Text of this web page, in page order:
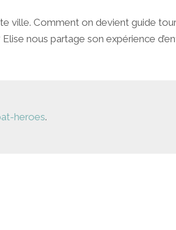
ville. Comment on devient guide
nous partage son expérience
heroes.